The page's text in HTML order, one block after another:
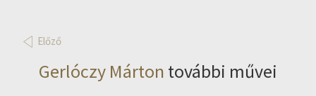
Előző
Gerlóczy Márton további művei